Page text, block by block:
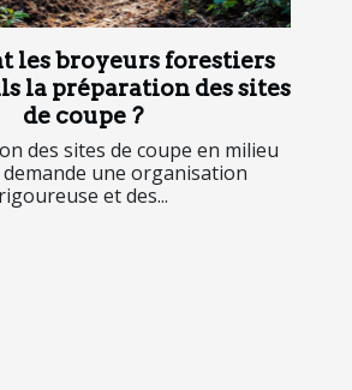
les broyeurs forestiers
la préparation des sites
de coupe ?
des sites de coupe en milieu
une organisation
rigoureuse et des...